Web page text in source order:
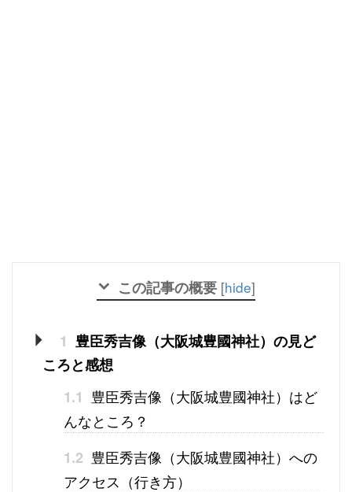
この記事の概要 [hide]
1 豊臣秀吉像（大阪城豊國神社）の見ど
ころと感想
1.1 豊臣秀吉像（大阪城豊國神社）はど
んなところ？
1.2 豊臣秀吉像（大阪城豊國神社）への
アクセス（行き方）